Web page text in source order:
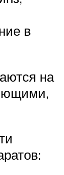
в
на